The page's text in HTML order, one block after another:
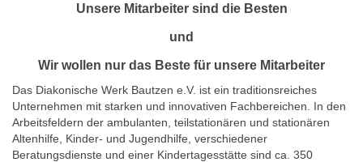
Unsere Mitarbeiter sind die Besten
und
Wir wollen nur das Beste für unsere Mitarbeiter
Das Diakonische Werk Bautzen e.V. ist ein traditionsreiches
Unternehmen mit starken und innovativen Fachbereichen. In den
Arbeitsfeldern der ambulanten, teilstationären und stationären
Altenhilfe, Kinder- und Jugendhilfe, verschiedener
Beratungsdienste und einer Kindertagesstätte sind ca. 350